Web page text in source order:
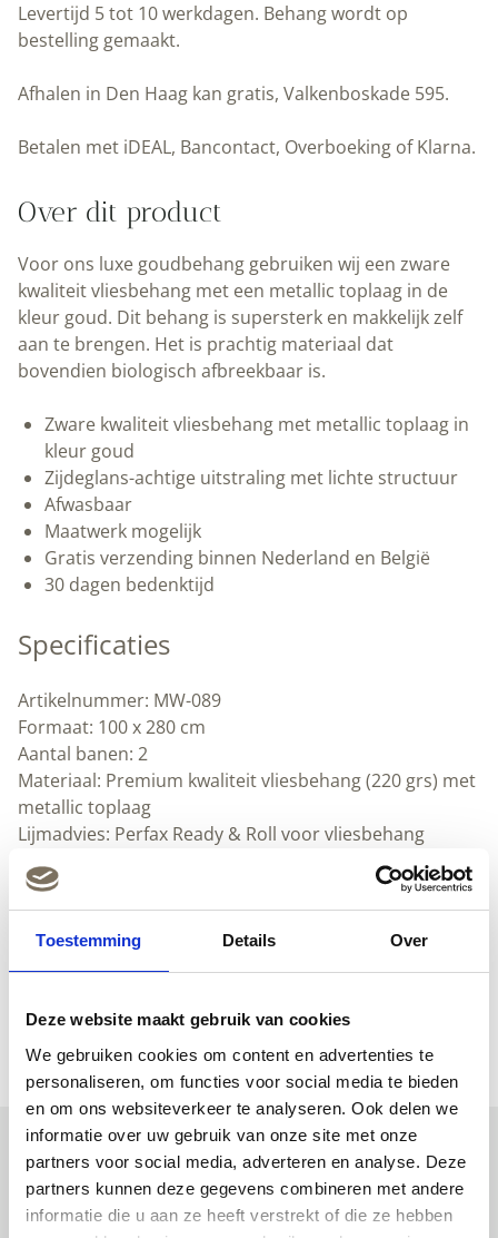
Toestemming Details Over
Deze website maakt gebruik van cookies
We gebruiken cookies om content en advertenties te
personaliseren, om functies voor social media te bieden
en om ons websiteverkeer te analyseren. Ook delen we
informatie over uw gebruik van onze site met onze
partners voor social media, adverteren en analyse. Deze
partners kunnen deze gegevens combineren met andere
informatie die u aan ze heeft verstrekt of die ze hebben
Golden
Goud
geometrische
Nude
|100
x
280
cm
|
Amsterdam
Peltenburg
aantal
Levertijd 5 tot 10 werkdagen. Behang wordt op
bestelling gemaakt.
Afhalen in Den Haag kan gratis, Valkenboskade 595.
Betalen met iDEAL, Bancontact, Overboeking of Klarna.
Over dit product
Voor ons luxe goudbehang gebruiken wij een zware
kwaliteit vliesbehang met een metallic toplaag in de
kleur goud. Dit behang is supersterk en makkelijk zelf
aan te brengen. Het is prachtig materiaal dat
bovendien biologisch afbreekbaar is.
Zware kwaliteit vliesbehang met metallic toplaag in
kleur goud
Zijdeglans-achtige uitstraling met lichte structuur
Afwasbaar
Maatwerk mogelijk
Gratis verzending binnen Nederland en België
30 dagen bedenktijd
Specificaties
Artikelnummer: MW-089
Formaat: 100 x 280 cm
Aantal banen: 2
Materiaal: Premium kwaliteit vliesbehang (220 grs) met
metallic toplaag
Lijmadvies: Perfax Ready & Roll voor vliesbehang
Textuur: Voelbare structuur (Lichte korrel)
Herhaalbaar
Afwasbaar
Downloads
(Engels) (pdf)
Uitgelichte producten